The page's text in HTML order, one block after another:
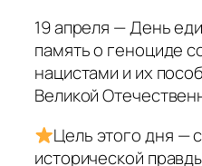
19 апреля — День
память о геноциде
нацистами и их
Великой
Цель этого дня —
исторической